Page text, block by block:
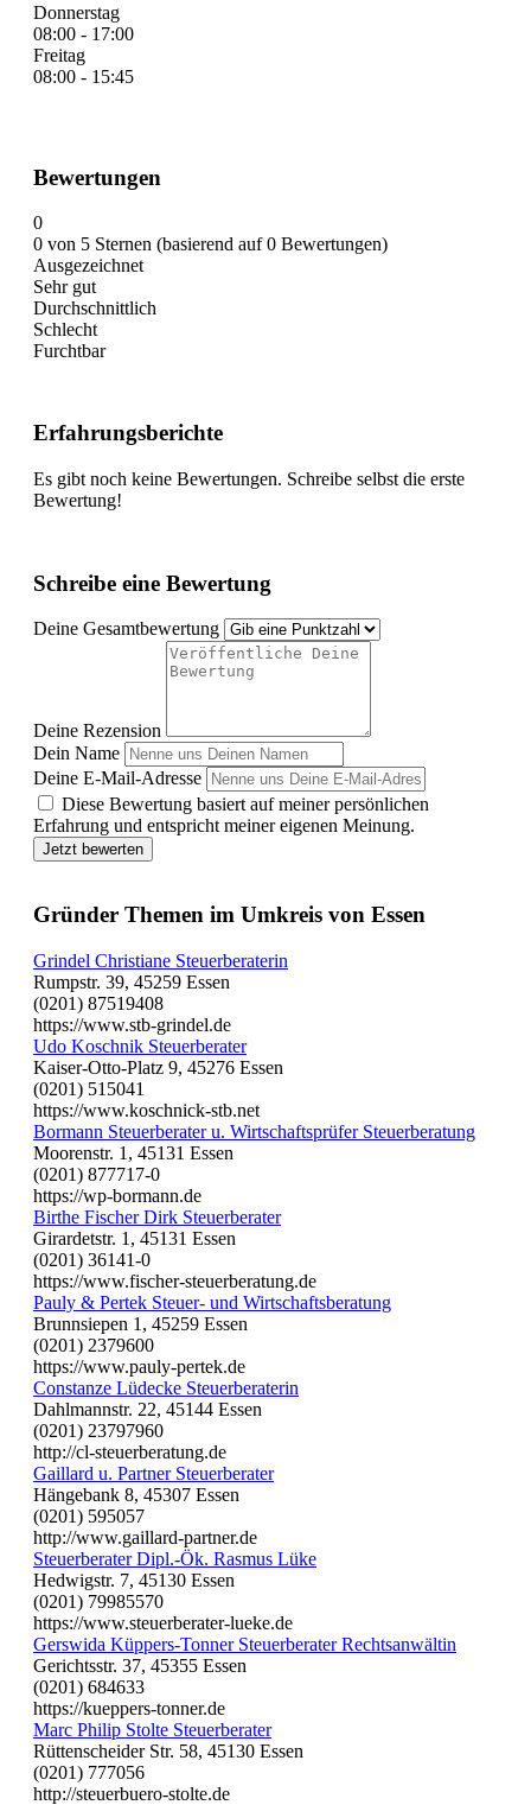
Donnerstag
08:00 - 17:00
Freitag
08:00 - 15:45
Bewertungen
0
0 von 5 Sternen (basierend auf 0 Bewertungen)
Ausgezeichnet
Sehr gut
Durchschnittlich
Schlecht
Furchtbar
Erfahrungsberichte
Es gibt noch keine Bewertungen. Schreibe selbst die erste
Bewertung!
Schreibe eine Bewertung
Deine Gesamtbewertung
Deine Rezension
Dein Name
Deine E-Mail-Adresse
Diese Bewertung basiert auf meiner persönlichen
Erfahrung und entspricht meiner eigenen Meinung.
Jetzt bewerten
Gründer Themen im Umkreis von Essen
Grindel Christiane Steuerberaterin
Rumpstr. 39, 45259 Essen
(0201) 87519408
https://www.stb-grindel.de
Udo Koschnik Steuerberater
Kaiser-Otto-Platz 9, 45276 Essen
(0201) 515041
https://www.koschnick-stb.net
Bormann Steuerberater u. Wirtschaftsprüfer Steuerberatung
Moorenstr. 1, 45131 Essen
(0201) 877717-0
https://wp-bormann.de
Birthe Fischer Dirk Steuerberater
Girardetstr. 1, 45131 Essen
(0201) 36141-0
https://www.fischer-steuerberatung.de
Pauly & Pertek Steuer- und Wirtschaftsberatung
Brunnsiepen 1, 45259 Essen
(0201) 2379600
https://www.pauly-pertek.de
Constanze Lüdecke Steuerberaterin
Dahlmannstr. 22, 45144 Essen
(0201) 23797960
http://cl-steuerberatung.de
Gaillard u. Partner Steuerberater
Hängebank 8, 45307 Essen
(0201) 595057
http://www.gaillard-partner.de
Steuerberater Dipl.-Ök. Rasmus Lüke
Hedwigstr. 7, 45130 Essen
(0201) 79985570
https://www.steuerberater-lueke.de
Gerswida Küppers-Tonner Steuerberater Rechtsanwältin
Gerichtsstr. 37, 45355 Essen
(0201) 684633
https://kueppers-tonner.de
Marc Philip Stolte Steuerberater
Rüttenscheider Str. 58, 45130 Essen
(0201) 777056
http://steuerbuero-stolte.de